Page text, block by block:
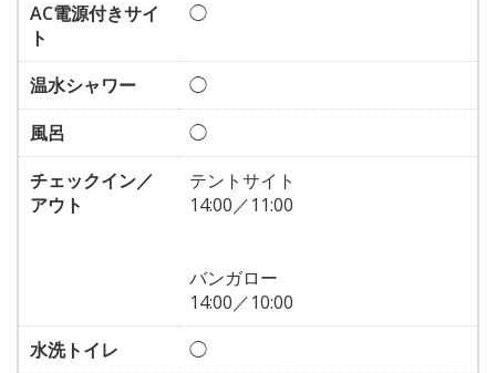
AC電源付きサイ
ト
◯
温水シャワー
◯
風呂
◯
チェックイン／
アウト
テントサイト
14:00／11:00
バンガロー
14:00／10:00
水洗トイレ
◯